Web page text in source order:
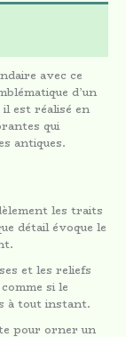
avec ce
d’un
est réalisé en
qui
antiques.
les traits
détail évoque le
et les reliefs
si le
à tout instant.
pour orner un